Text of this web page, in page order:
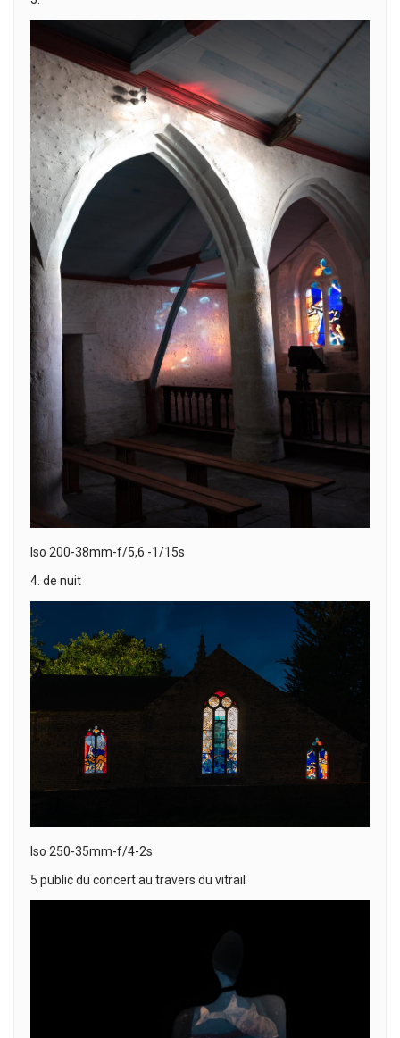
Iso 200-38mm-f/5,6 -1/15s
4. de nuit
Iso 250-35mm-f/4-2s
5 public du concert au travers du vitrail